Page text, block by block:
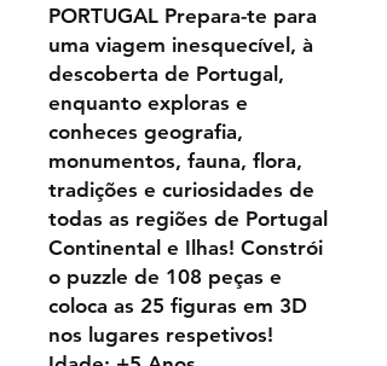
PORTUGAL Prepara-te para
uma viagem inesquecível, à
descoberta de Portugal,
enquanto exploras e
conheces geografia,
monumentos, fauna, flora,
tradições e curiosidades de
todas as regiões de Portugal
Continental e Ilhas! Constrói
o puzzle de 108 peças e
coloca as 25 figuras em 3D
nos lugares respetivos!